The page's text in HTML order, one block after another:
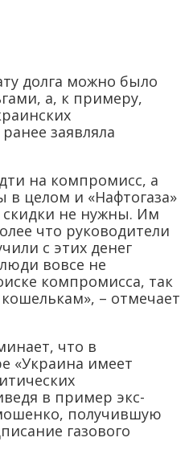
долга можно было
а, к примеру,
заявляла
на компромисс, а
в целом и «Нафтогаза»
скидки не нужны. Им
что руководители
с этих денег
вовсе не
компромисса, так
– отмечает
что в
«Украина имеет
в пример экс-
получившую
газового